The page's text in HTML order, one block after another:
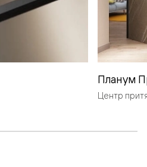
Планум
Центр